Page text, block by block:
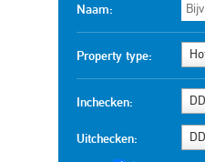
Naam:
Property type:
Inchecken: DD
Uitchecken: DD